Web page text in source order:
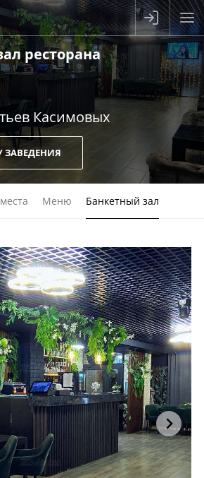
ресторана
Касимовых
ЗАВЕДЕНИЯ
Меню Банкетный зал